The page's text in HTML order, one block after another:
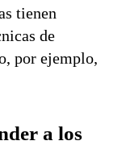
tienen
de
por ejemplo,
a los